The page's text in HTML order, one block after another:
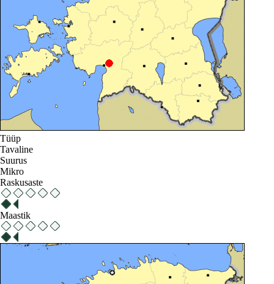
Tüüp
Tavaline
Suurus
Mikro
Raskusaste
Maastik